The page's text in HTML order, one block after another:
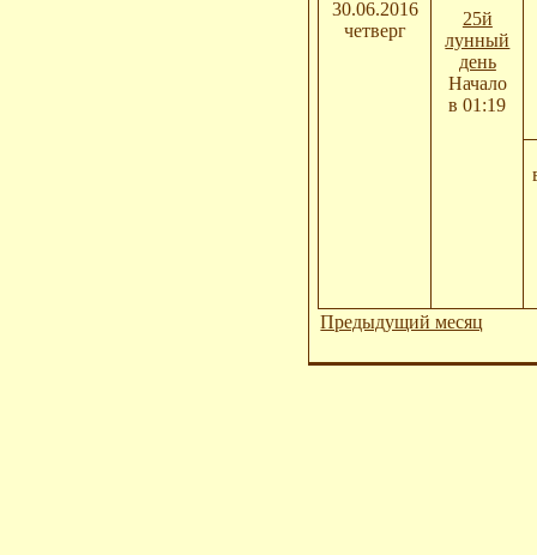
30.06.2016
четверг
25й
лунный
день
Начало
в 01:19
Предыдущий месяц